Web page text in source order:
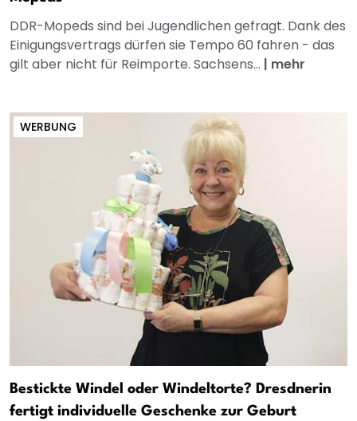
DDR-Mopeds sind bei Jugendlichen gefragt. Dank des
Einigungsvertrags dürfen sie Tempo 60 fahren - das
gilt aber nicht für Reimporte. Sachsens... | mehr
WERBUNG
Bestickte Windel oder Windeltorte? Dresdnerin
fertigt individuelle Geschenke zur Geburt